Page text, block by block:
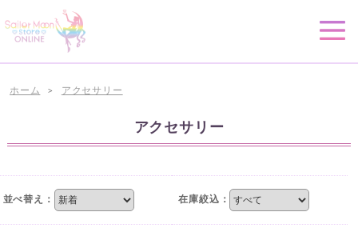
ホーム > アクセサリー
アクセサリー
並べ替え： 在庫絞込：